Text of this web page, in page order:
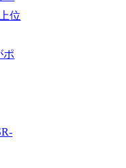
位
ポ